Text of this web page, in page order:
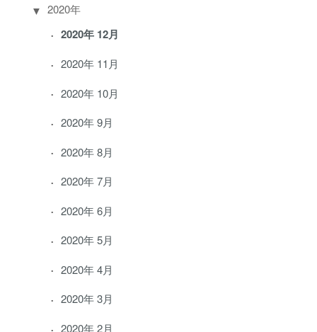
2020年
2020年 12月
2020年 11月
2020年 10月
2020年 9月
2020年 8月
2020年 7月
2020年 6月
2020年 5月
2020年 4月
2020年 3月
2020年 2月